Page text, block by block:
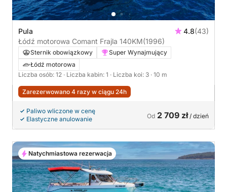
Pula 4.8(43)
Łódź motorowa Comant Frajla 140KM(1996)
Sternik obowiązkowy
Super Wynajmujący
Łódź motorowa
Liczba osób: 12 · Liczba kabin: 1 · Liczba koi: 3 · 10 m
Zarezerwowano 4 razy w ciągu 24h
Paliwo wliczone w cenę
Elastyczne anulowanie
Od 2 709 zł/ dzień
Natychmiastowa rezerwacja